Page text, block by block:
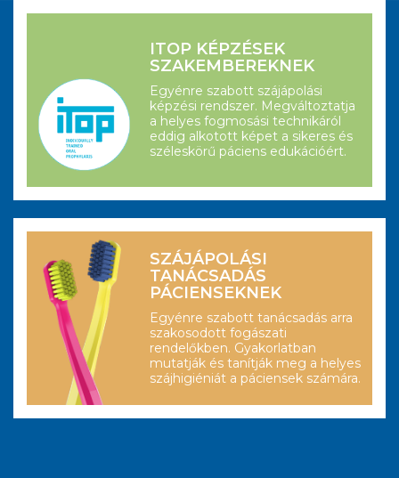
ITOP KÉPZÉSEK
SZAKEMBEREKNEK
Egyénre szabott szájápolási
képzési rendszer. Megváltoztatja
a helyes fogmosási technikáról
eddig alkotott képet a sikeres és
széleskörű páciens edukációért.
SZÁJÁPOLÁSI
TANÁCSADÁS
PÁCIENSEKNEK
Egyénre szabott tanácsadás arra
szakosodott fogászati
rendelőkben. Gyakorlatban
mutatják és tanítják meg a helyes
szájhigiéniát a páciensek számára.